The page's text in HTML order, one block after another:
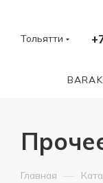
Тольятти
Главная —